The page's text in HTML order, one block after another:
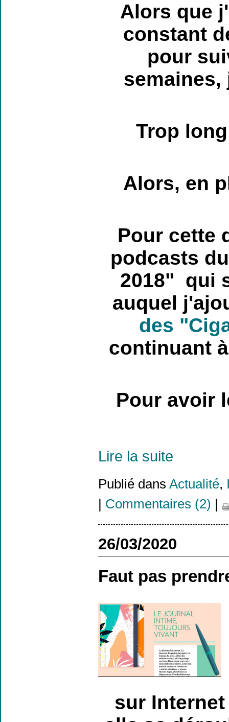
Alors que
constant
pour
semaines,
Trop
Alors, en
Pour cette
podcasts
2018" qui
auquel
des
continuant
Pour avoir
Lire la suite
Publié dans Actualité,
Commentaires (2)
26/03/2020
Faut pas
sur